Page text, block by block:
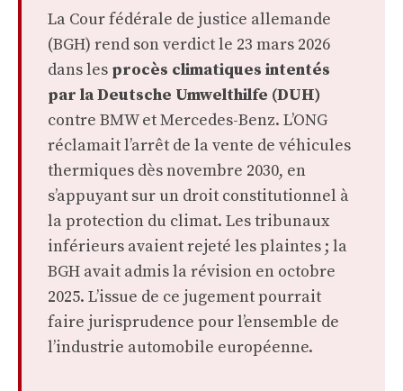
La Cour fédérale de justice allemande
(BGH) rend son verdict le 23 mars 2026
dans les procès climatiques intentés
par la Deutsche Umwelthilfe (DUH)
contre BMW et Mercedes-Benz. L’ONG
réclamait l’arrêt de la vente de véhicules
thermiques dès novembre 2030, en
s’appuyant sur un droit constitutionnel à
la protection du climat. Les tribunaux
inférieurs avaient rejeté les plaintes ; la
BGH avait admis la révision en octobre
2025. L’issue de ce jugement pourrait
faire jurisprudence pour l’ensemble de
l’industrie automobile européenne.